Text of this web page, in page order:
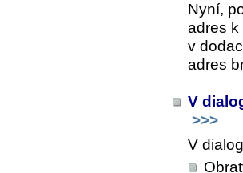
Nyní,
adres k
v
adres
V
>>>
V